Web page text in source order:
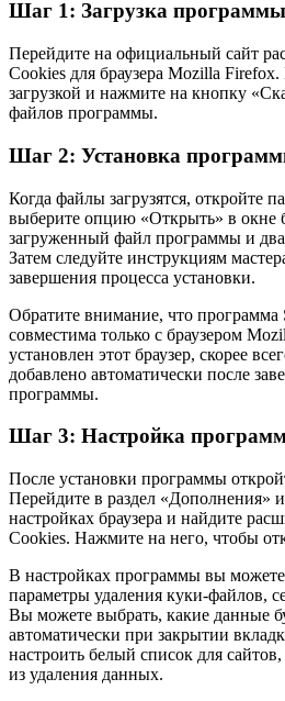
Шаг 1: Загрузка программы
Перейдите на официальный сайт
Cookies для браузера Mozilla
загрузкой и нажмите на кнопку
файлов программы.
Шаг 2: Установка
Когда файлы загрузятся, откройте
выберите опцию «Открыть» в окне
загруженный файл программы и
Затем следуйте инструкциям
завершения процесса установки.
Обратите внимание, что программа
совместима только с браузером
установлен этот браузер, скорее
добавлено автоматически после
программы.
Шаг 3: Настройка
После установки программы
Перейдите в раздел «Дополнения»
настройках браузера и найдите
Cookies. Нажмите на него, чтобы
В настройках программы вы
параметры удаления куки-файлов,
Вы можете выбрать, какие данные
автоматически при закрытии
настроить белый список для
из удаления данных.